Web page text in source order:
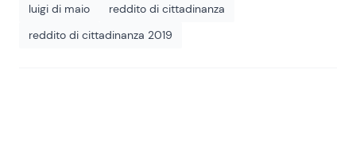
luigi di maio
reddito di cittadinanza
reddito di cittadinanza 2019